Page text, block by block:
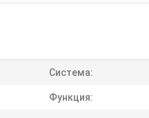
Система:
Функция: